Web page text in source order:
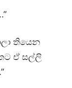
තියෙන
ඒ සල්ලි